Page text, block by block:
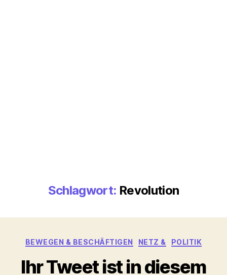
Schlagwort: Revolution
Kategorien
BEWEGEN & BESCHÄFTIGEN NETZ & POLITIK
Ihr Tweet ist in diesem